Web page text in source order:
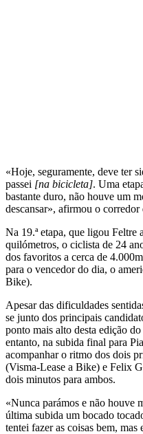
«Hoje, seguramente, deve ter
passei [na bicicleta]. Uma
bastante duro, não houve um
descansar», afirmou o
Na 19.ª etapa, que ligou Feltre
quilómetros, o ciclista de 24
dos favoritos a cerca de
para o vencedor do dia, o
Bike).
Apesar das dificuldades
se junto dos principais
ponto mais alto desta edição
entanto, na subida final para
acompanhar o ritmo dos dois
(Visma-Lease a Bike) e Felix
dois minutos para ambos.
«Nunca parámos e não houve
última subida um bocado
tentei fazer as coisas bem,